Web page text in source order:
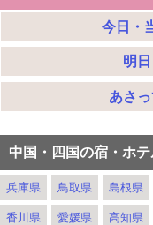
今日・
明
あさ
中国・四国の宿・ホテ
兵庫県 鳥取県 島根県
香川県 愛媛県 高知県